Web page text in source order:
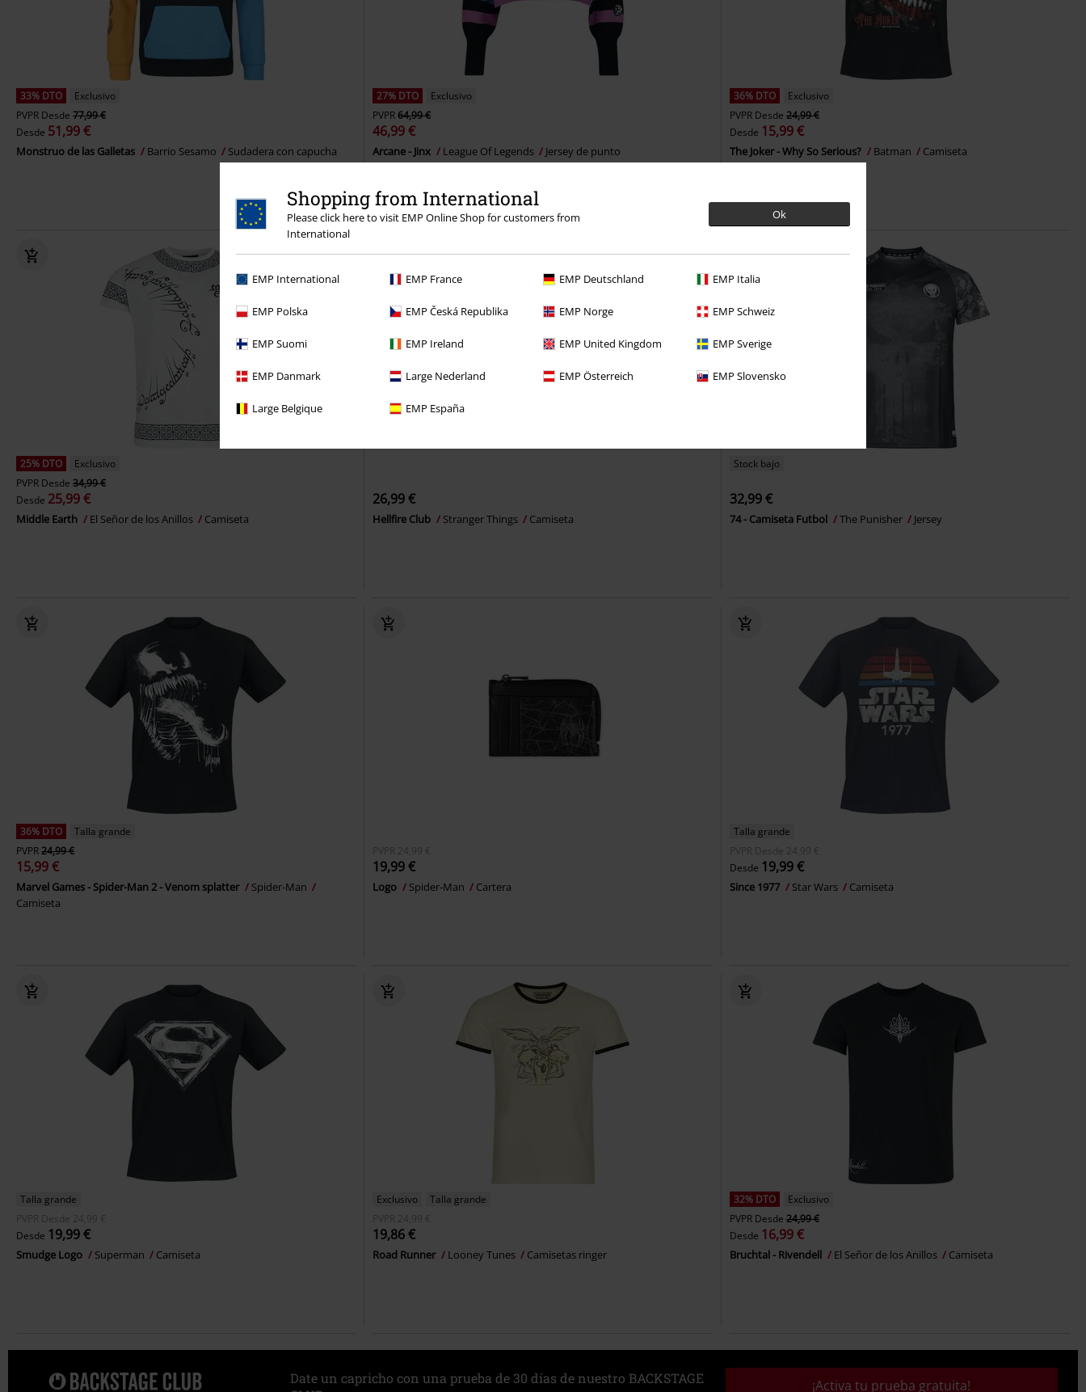
Shopping from International
Please click here to visit EMP Online Shop for customers from
International
Ok
EMP International EMP France EMP Deutschland EMP Italia
EMP Polska EMP Česká Republika EMP Norge EMP Schweiz
EMP Suomi EMP Ireland EMP United Kingdom EMP Sverige
EMP Danmark Large Nederland EMP Österreich EMP Slovensko
Large Belgique EMP España
33% DTO
Exclusivo
PVPR Desde 77,99 €
Desde 51,99 €
Monstruo de las Galletas Barrio Sesamo Sudadera con capucha
27% DTO
Exclusivo
PVPR64,99 €
46,99 €
Arcane - Jinx League Of Legends Jersey de punto
36% DTO
Exclusivo
PVPR Desde 24,99 €
Desde 15,99 €
The Joker - Why So Serious? Batman Camiseta
25% DTO
Exclusivo
PVPR Desde 34,99 €
Desde 25,99 €
Middle Earth El Señor de los Anillos Camiseta
26,99 €
Hellfire Club Stranger Things Camiseta
Stock bajo
32,99 €
74 - Camiseta Futbol The Punisher Jersey
36% DTO
Talla grande
PVPR24,99 €
15,99 €
Marvel Games - Spider-Man 2 - Venom splatter
Spider-Man
Camiseta
PVPR 24,99 €
19,99 €
Logo Spider-Man Cartera
Talla grande
PVPR
Desde 24,99 €
Desde 19,99 €
Since 1977 Star Wars Camiseta
Talla grande
PVPR
Desde 24,99 €
Desde 19,99 €
Smudge Logo Superman Camiseta
Exclusivo
Talla grande
PVPR 24,99 €
19,86 €
Road Runner Looney Tunes Camisetas ringer
32% DTO
Exclusivo
PVPR Desde 24,99 €
Desde 16,99 €
Bruchtal - Rivendell El Señor de los Anillos Camiseta
Date un capricho con una prueba de 30 días de nuestro BACKSTAGE
¡Activa tu prueba gratuita!